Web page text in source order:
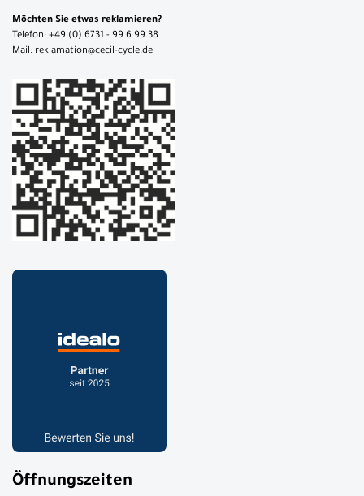
Möchten Sie etwas reklamieren?
Telefon: +49 (0) 6731 - 99 6 99 38
Mail: reklamation@cecil-cycle.de
Öffnungszeiten